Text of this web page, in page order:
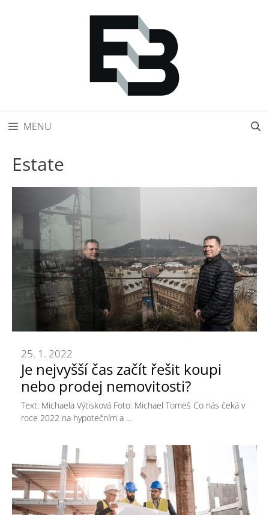
MENU
Estate
Je nejvyšší čas začít řešit koupi
nebo prodej nemovitosti?
25. 1. 2022
Text: Michaela Výtisková Foto: Michael Tomeš Co nás čeká v
roce 2022 na hypotečním a …